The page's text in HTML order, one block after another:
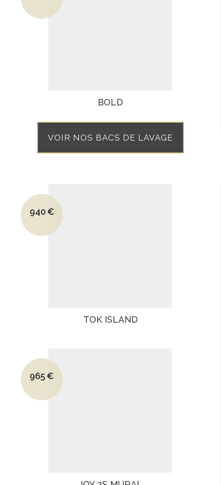
Le prix actuel est : 1615€.
BOLD
VOIR NOS BACS DE LAVAGE
Le prix initial était : 1375€.
940€
Le prix actuel est : 940€.
TOK ISLAND
Le prix initial était : 1330€.
965€
Le prix actuel est : 965€.